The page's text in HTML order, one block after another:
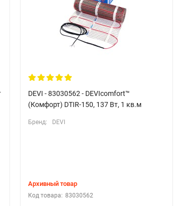
DEVI - 83030562 - DEVIcomfort™
(Комфорт) DTIR-150, 137 Вт, 1 кв.м
Бренд: DEVI
Архивный товар
Код товара: 83030562